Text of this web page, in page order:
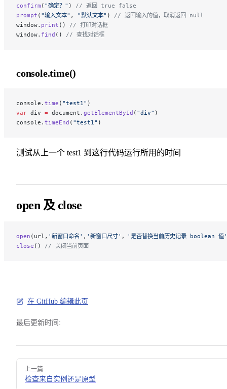
confirm ( "确定？" ) // 返回 true false
prompt ( "输入文本" , "默认文本" ) // 返回输入的值，取消返回 null
window. print () // 打印对话框
window. find () // 查找对话框
console.time()
console. time ( "test1" )
var div = document. getElementById ( "div" )
console. timeEnd ( "test1" )
测试从上一个 test1 到这行代码运行所用的时间
open 及 close
open (url, '新窗口命名' , '新窗口尺寸' ，
'是否替换当前历史记录 boolean 值'
close () // 关闭当前页面
在 GitHub 编辑此页
最后更新时间:
Pager
上一篇
检查来自实例还是原型